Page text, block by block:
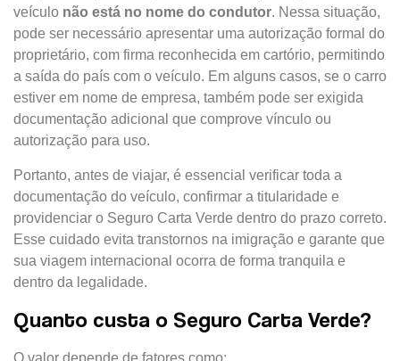
veículo não está no nome do condutor. Nessa situação,
pode ser necessário apresentar uma autorização formal do
proprietário, com firma reconhecida em cartório, permitindo
a saída do país com o veículo. Em alguns casos, se o carro
estiver em nome de empresa, também pode ser exigida
documentação adicional que comprove vínculo ou
autorização para uso.
Portanto, antes de viajar, é essencial verificar toda a
documentação do veículo, confirmar a titularidade e
providenciar o Seguro Carta Verde dentro do prazo correto.
Esse cuidado evita transtornos na imigração e garante que
sua viagem internacional ocorra de forma tranquila e
dentro da legalidade.
Quanto custa o Seguro Carta Verde?
O valor depende de fatores como: